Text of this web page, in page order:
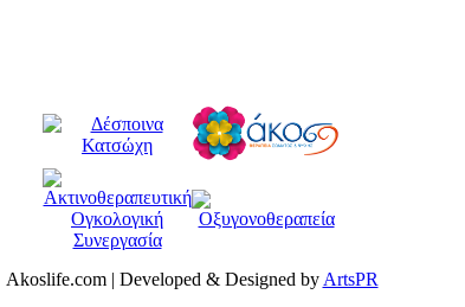
Akoslife.com | Developed & Designed by ArtsPR